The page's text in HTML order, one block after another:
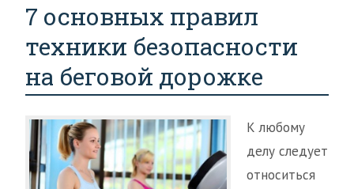
7 основных правил
техники безопасности
на беговой дорожке
К любому
делу следует
относиться